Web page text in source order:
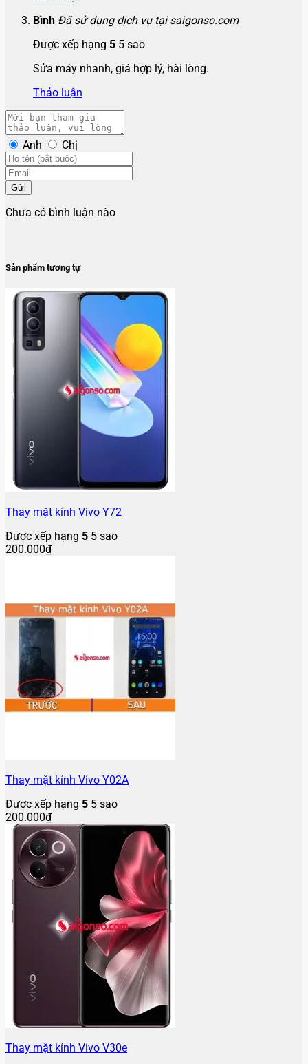
Bình Đã sử dụng dịch vụ tại saigonso.com
Được xếp hạng 5 5 sao
Sửa máy nhanh, giá hợp lý, hài lòng.
Thảo luận
Anh Chị
Gửi
Chưa có bình luận nào
Sản phẩm tương tự
Thay mặt kính Vivo Y72
Được xếp hạng 5 5 sao
200.000₫
Thay mặt kính Vivo Y02A
Được xếp hạng 5 5 sao
200.000₫
Thay mặt kính Vivo V30e